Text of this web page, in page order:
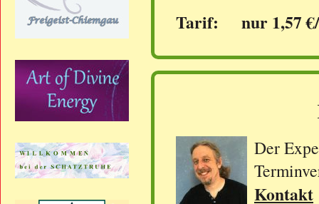
Tarif: nur 1,57
Der
Kontakt